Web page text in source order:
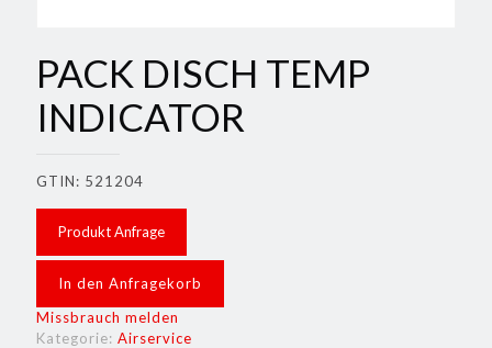
PACK DISCH TEMP
INDICATOR
GTIN: 521204
Produkt Anfrage
In den Anfragekorb
Missbrauch melden
Kategorie: Airservice